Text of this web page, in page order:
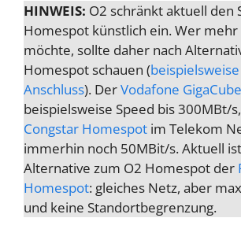
HINWEIS: O2 schränkt aktuell den
Homespot künstlich ein. Wer mehr
möchte, sollte daher nach
Homespot schauen (
Anschluss). DerVodafone GigaCube
beispielsweise Speed bis 300MBt/
Congstar Homespot im Telekom
immerhin noch 50MBit/s. Aktuell
Alternative zum O2 Homespot der
Homespot: gleiches Netz, aber
und keine Standortbegrenzung.